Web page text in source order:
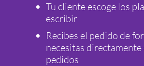
Tu cliente escoge los
escribir
Recibes el pedido de
necesitas
pedidos